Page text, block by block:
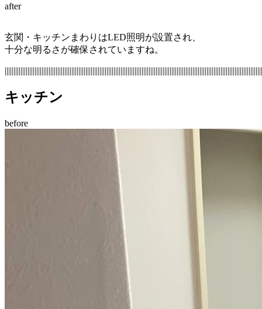
after
玄関・キッチンまわりはLED照明が設置され、
十分な明るさが確保されていますね。
キッチン
before